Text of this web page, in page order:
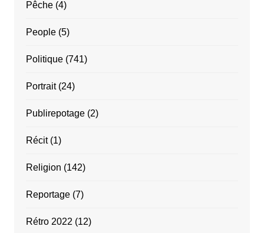
Pêche(4)
People(5)
Politique(741)
Portrait(24)
Publirepotage(2)
Récit(1)
Religion (142)
Reportage(7)
Rétro 2022 (12)